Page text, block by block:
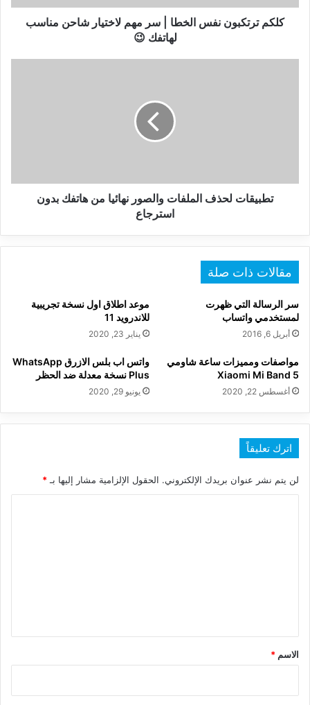
شاحن
مناسبكلكم ترتكبون نفس الخطا | سر مهم لاختيار شاحن مناسب
لهاتفك 😉
استرجاع
تطبيقات لحذف الملفات والصور نهائيا من هاتفك بدون
استرجاع
مقالات ذات صلة
سر الرسالة التي ظهرت
لمستخدمي واتساب
أبريل 6, 2016
موعد اطلاق اول نسخة تجريبية
للاندرويد 11
يناير 23, 2020
مواصفات ومميزات ساعة شاومي
Xiaomi Mi Band 5
أغسطس 22, 2020
واتس اب بلس الازرق WhatsApp
Plus نسخة معدلة ضد الحظر
يونيو 29, 2020
اترك تعليقاً
لن يتم نشر عنوان بريدك الإلكتروني. الحقول الإلزامية مشار إليها بـ*
*
الاسم *